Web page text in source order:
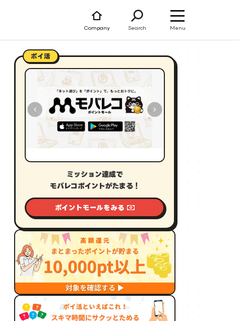
Company Search Menu
ポイ活
ミッション達成で
モバレコポイントがたまる！
ポイントモールをみる